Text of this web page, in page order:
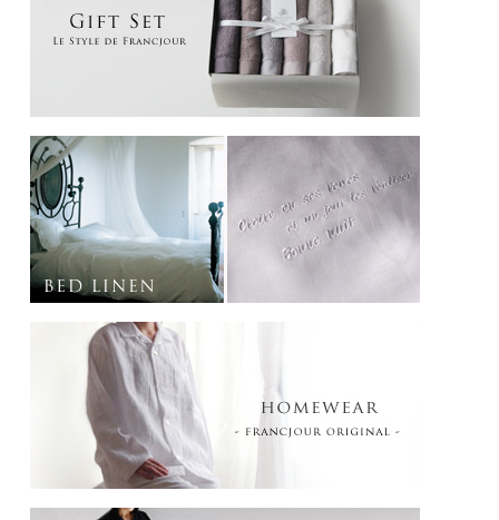
OLIVE オリーヴ（オリーヴの葉の緑）：南仏の象徴の樹であるオリーヴの葉の緑
BLEU VERT ブルーヴェール（青味がかった緑色）：青い空と緑の葉が混ざったよ